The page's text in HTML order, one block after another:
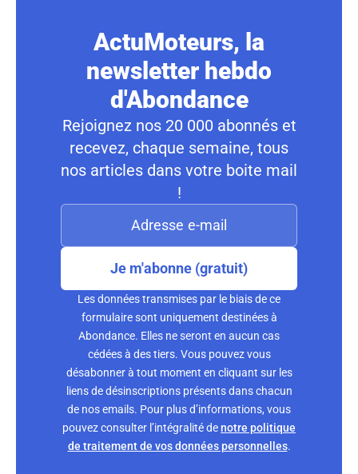
ActuMoteurs, la
newsletter hebdo
d'Abondance
Rejoignez nos 20 000 abonnés et
recevez, chaque semaine, tous
nos articles dans votre boite mail
!
Je m'abonne (gratuit)
Les données transmises par le biais de ce
formulaire sont uniquement destinées à
Abondance. Elles ne seront en aucun cas
cédées à des tiers. Vous pouvez vous
désabonner à tout moment en cliquant sur les
liens de désinscriptions présents dans chacun
de nos emails. Pour plus d’informations, vous
pouvez consulter l’intégralité denotre politique
de traitement de vos données personnelles.